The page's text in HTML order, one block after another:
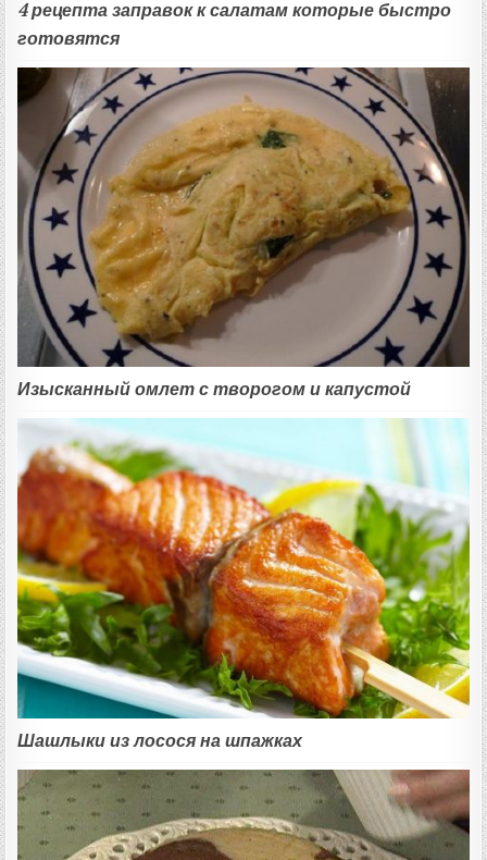
4 рецепта заправок к салатам которые быстро
готовятся
Изысканный омлет с творогом и капустой
Шашлыки из лосося на шпажках